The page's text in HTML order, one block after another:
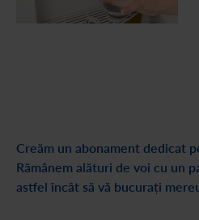
Creăm un abonament dedicat
Rămânem alături de voi cu un
astfel încât să vă bucurați